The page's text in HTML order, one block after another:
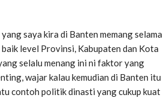
saya kira di Banten memang selama
level Provinsi, Kabupaten dan Kota
selalu menang ini ni faktor yang
wajar kalau kemudian di Banten itu
contoh politik dinasti yang cukup kuat